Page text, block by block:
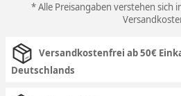
* Alle Preisangaben verstehen sich
Versandkostenfrei ab 50€
Deutschlands